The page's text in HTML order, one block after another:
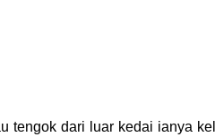
tengok dari luar kedai ianya